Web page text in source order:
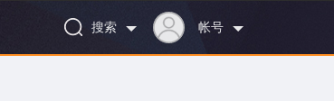
帐号
搜索